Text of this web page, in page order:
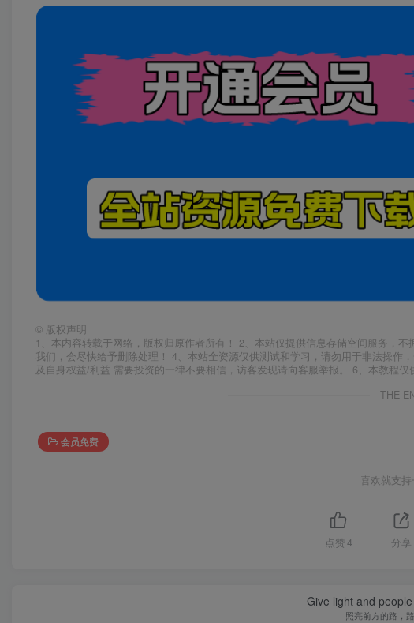
© 版权声明
1、本内容转载于网络，版权归原作者所有！ 2、本站仅提供信息存储空间服务，
我们，会尽快给予删除处理！ 4、本站全资源仅供测试和学习，请勿用于非法操
及自身权益/利益 需要投资的一律不要相信，访客发现请向客服举报。 6、本教程
THE
会员免费
喜欢就支
点赞 4 分享
Give light and
照亮前方的路，